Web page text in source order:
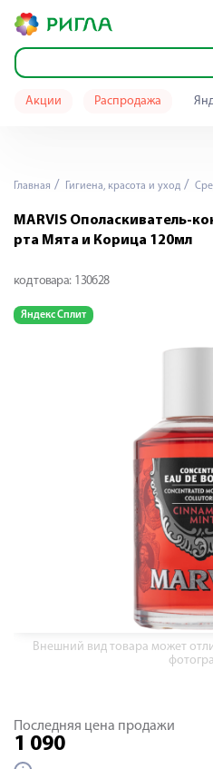
Акции Распродажа
Главная Гигиена, красота и уход
MARVIS Ополаскиватель-
рта Мята и Корица 120мл
код товара: 130628
Яндекс Сплит
Внешний вид товара может
Последняя цена продажи
1 090